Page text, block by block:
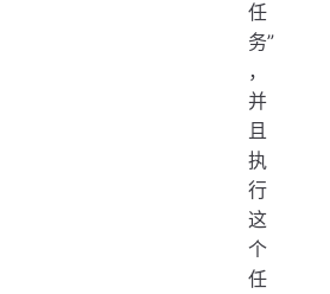
任
务”
，
并
且
执
行
这
个
任